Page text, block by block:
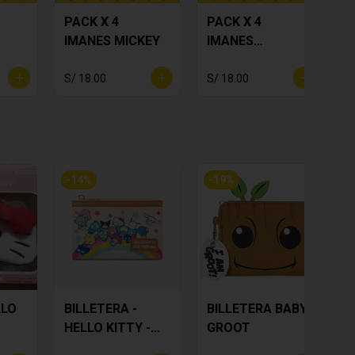
PACK X 4
IMANES MICKEY
S/ 18.00
PACK X 4
IMANES
S/ 18.00
-14%
BILLETERA -
HELLO KITTY -
-19%
BILLETERA BABY
GROOT